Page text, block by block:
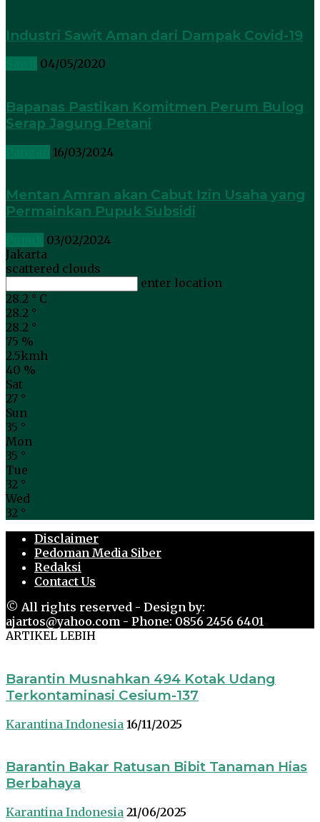
Industri Sawit Aman dari Dampak Covid-19
04/05/2020
Bapanas Pastikan Komitmen Perum Bulog
Serap Jagung Petani
16/03/2024
Mentan Amran akan Cabut Izin Usaha yang
Permainkan Pupuk Subsidi
03/02/2024
Jakarta
scattered clouds
enter location
28.2 ° C
28.2 °
28.2 °
75 %
2.5kmh
40 %
Sat
27 °
Sun
35 °
Mon
35 °
Tue
32 °
Wed
32 °
Disclaimer
Pedoman Media Siber
Redaksi
Contact Us
© All rights reserved - Design by:
ajartos@yahoo.com - Phone: 0856 2456 6401
ARTIKEL LEBIH
Barantin Musnahkan 494 Kotak Udang
Terkontaminasi Cesium-137
Karantina Indonesia 16/11/2025
Barantin Bakar Ratusan Bibit Tanaman Hias
Berbahaya
Karantina Indonesia 21/06/2025